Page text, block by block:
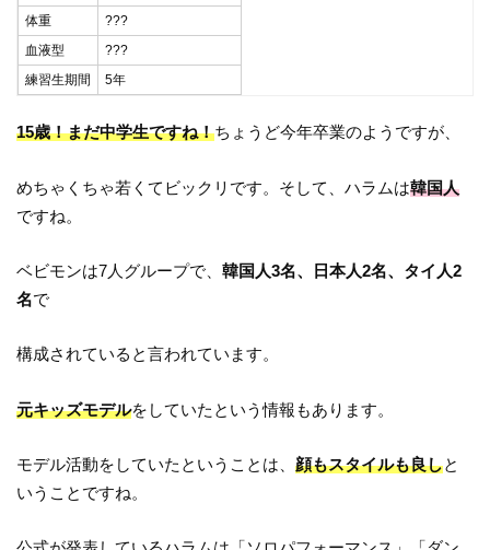
体重
???
血液型
???
練習生期間
5年
15歳！まだ中学生ですね！ちょうど今年卒業のようですが、
めちゃくちゃ若くてビックリです。そして、ハラムは韓国人
ですね。
ベビモンは7人グループで、韓国人3名、日本人2名、タイ人2
名で
構成されていると言われています。
元キッズモデルをしていたという情報もあります。
モデル活動をしていたということは、顔もスタイルも良しと
いうことですね。